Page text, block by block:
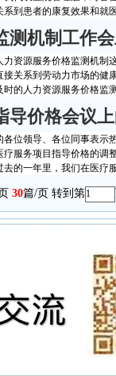
到患者的康复效果和就
测机制工作
资源服务价格监测机制
关系到劳动力市场的健
的人力资源服务价格监
导价格会议
位领导、各位同事表示
服务项目指导价格的调
的一年里，我们在医疗
30篇/页 转到第